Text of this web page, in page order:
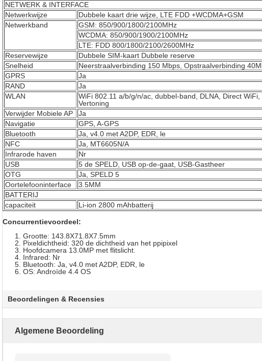
NETWERK & INTERFACE
Netwerkwijze
Dubbele kaart drie wijze, LTE FDD +WCDMA+GSM
Netwerkband
GSM: 850/900/1800/2100MHz
WCDMA: 850/900/1900/2100MHz
LTE: FDD 800/1800/2100/2600MHz
Reservewijze
Dubbele SIM-kaart Dubbele reserve
Snelheid
Neerstraalverbinding 150 Mbps, Opstraalverbinding
GPRS
Ja
RAND
Ja
WLAN
WiFi 802.11 a/b/g/n/ac, dubbel-band, DLNA, Direct
Vertoning
Verwijder Mobiele AP
Ja
Navigatie
GPS, A-GPS
Bluetooth
Ja, v4.0 met A2DP, EDR, le
NFC
Ja, MT6605N/A
Infrarode haven
Nr
USB
5 de SPELD, USB op-de-gaat, USB-Gastheer
OTG
Ja, SPELD 5
Oortelefooninterface
3.5MM
BATTERIJ
capaciteit
Li-ion 2800 mAhbatterij
Concurrentievoordeel:
Grootte: 143.8X71.8X7.5mm
Pixeldichtheid: 320 de dichtheid van het ppipixel
Hoofdcamera 13.0MP met flitslicht.
Infrared: Nr
Bluetooth: Ja, v4.0 met A2DP, EDR, le
OS: Androïde 4.4 OS
Beoordelingen & Recensies
Algemene Beoordeling